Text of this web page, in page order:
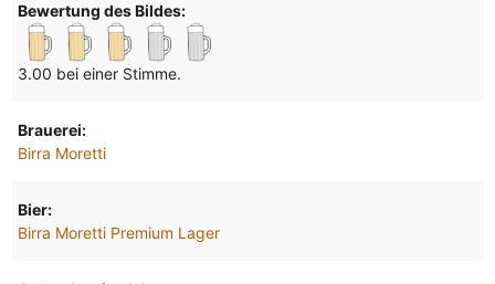
Bewertung des Bildes:
3.00 bei einer Stimme.
Brauerei:
Birra Moretti
Bier:
Birra Moretti Premium Lager